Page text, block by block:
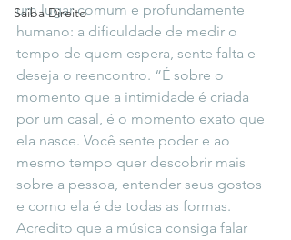
Saiba Direito
um lugar comum e profundamente
humano: a dificuldade de medir o
tempo de quem espera, sente falta e
deseja o reencontro. “É sobre o
momento que a intimidade é criada
por um casal, é o momento exato que
ela nasce. Você sente poder e ao
mesmo tempo quer descobrir mais
sobre a pessoa, entender seus gostos
e como ela é de todas as formas.
Acredito que a música consiga falar